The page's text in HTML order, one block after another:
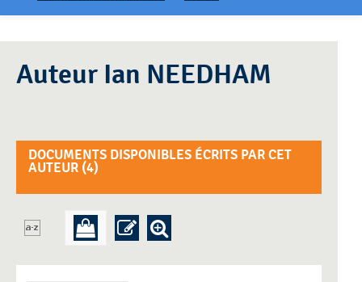
Auteur Ian NEEDHAM
DOCUMENTS DISPONIBLES ÉCRITS PAR CET
AUTEUR (4)